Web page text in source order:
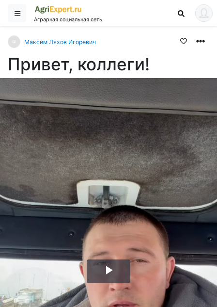
Аграрная социальная сеть
Максим Ляхов Игоревич
Привет, коллеги!
Воспроизвести